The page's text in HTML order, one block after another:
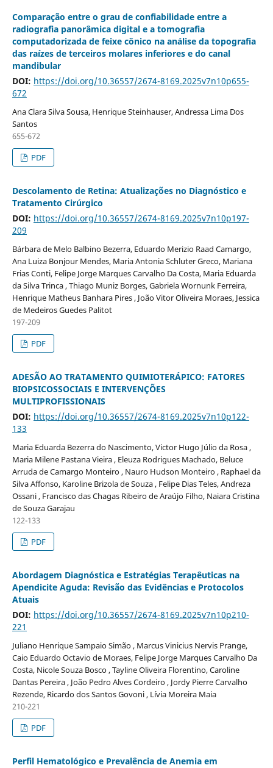
Comparação entre o grau de confiabilidade entre a
radiografia panorâmica digital e a tomografia
computadorizada de feixe cônico na análise da topografia
das raízes de terceiros molares inferiores e do canal
mandibular
DOI: https://doi.org/10.36557/2674-8169.2025v7n10p655-
672
Ana Clara Silva Sousa, Henrique Steinhauser, Andressa Lima Dos
Santos
655-672
PDF
Descolamento de Retina: Atualizações no Diagnóstico e
Tratamento Cirúrgico
DOI: https://doi.org/10.36557/2674-8169.2025v7n10p197-
209
Bárbara de Melo Balbino Bezerra, Eduardo Merizio Raad Camargo,
Ana Luiza Bonjour Mendes, Maria Antonia Schluter Greco, Mariana
Frias Conti, Felipe Jorge Marques Carvalho Da Costa, Maria Eduarda
da Silva Trinca , Thiago Muniz Borges, Gabriela Wornunk Ferreira,
Henrique Matheus Banhara Pires , João Vitor Oliveira Moraes, Jessica
de Medeiros Guedes Palitot
197-209
PDF
ADESÃO AO TRATAMENTO QUIMIOTERÁPICO: FATORES
BIOPSICOSSOCIAIS E INTERVENÇÕES
MULTIPROFISSIONAIS
DOI: https://doi.org/10.36557/2674-8169.2025v7n10p122-
133
Maria Eduarda Bezerra do Nascimento, Victor Hugo Júlio da Rosa ,
Maria Milene Pastana Vieira , Eleuza Rodrigues Machado, Beluce
Arruda de Camargo Monteiro , Nauro Hudson Monteiro , Raphael da
Silva Affonso, Karoline Brizola de Souza , Felipe Dias Teles, Andreza
Ossani , Francisco das Chagas Ribeiro de Araújo Filho, Naiara Cristina
de Souza Garajau
122-133
PDF
Abordagem Diagnóstica e Estratégias Terapêuticas na
Apendicite Aguda: Revisão das Evidências e Protocolos
Atuais
DOI: https://doi.org/10.36557/2674-8169.2025v7n10p210-
221
Juliano Henrique Sampaio Simão , Marcus Vinicius Nervis Prange,
Caio Eduardo Octavio de Moraes, Felipe Jorge Marques Carvalho Da
Costa, Nicole Souza Bosco , Tayline Oliveira Florentino, Caroline
Dantas Pereira , João Pedro Alves Cordeiro , Jordy Pierre Carvalho
Rezende, Ricardo dos Santos Govoni , Lívia Moreira Maia
210-221
PDF
Perfil Hematológico e Prevalência de Anemia em